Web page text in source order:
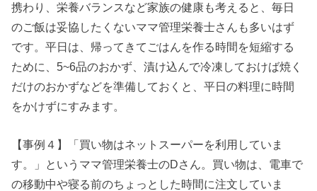
携わり、栄養バランスなど家族の健康も考えると、毎日
のご飯は妥協したくないママ管理栄養士さんも多いはず
です。平日は、帰ってきてごはんを作る時間を短縮する
ために、5~6品のおかず、漬け込んで冷凍しておけば焼く
だけのおかずなどを準備しておくと、平日の料理に時間
をかけずにすみます。
【事例４】「買い物はネットスーパーを利用していま
す。」というママ管理栄養士のDさん。買い物は、電車で
の移動中や寝る前のちょっとした時間に注文していま